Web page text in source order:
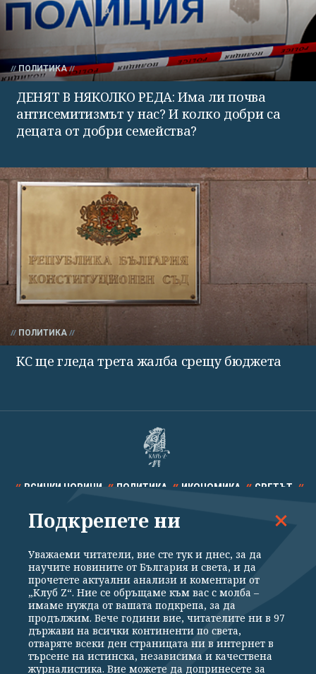
ПОЛИТИКА
ДЕНЯТ В НЯКОЛКО РЕДА: Има ли почва
антисемитизмът у нас? И колко добри са
децата от добри семейства?
ПОЛИТИКА
КС ще гледа трета жалба срещу бюджета
ВСИЧКИ НОВИНИ ПОЛИТИКА ИКОНОМИКА СВЕТЪТ
СПОРТ КУЛТУРА ТЕХНОЛОГИИ КАЛЕЙДОСКОП
Общи условия
Политика за поверителност
Реклама
Партньори Контакти
За Клуб Z
Екип
Подкрепете ни
Подкрепете ни
Уважаеми читатели, вие сте тук и днес, за да
научите новините от България и света, и да
прочетете актуални анализи и коментари от
„Клуб Z“. Ние се обръщаме към вас с молба –
имаме нужда от вашата подкрепа, за да
продължим. Вече години вие, читателите ни в 97
държави на всички континенти по света,
отваряте всеки ден страницата ни в интернет в
търсене на истинска, независима и качествена
журналистика. Вие можете да допринесете за